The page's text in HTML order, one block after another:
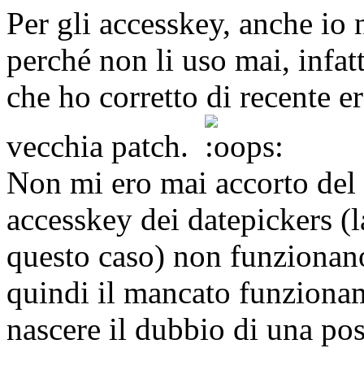
Per gli accesskey, anche
perché non li uso mai,
che ho corretto di recente
vecchia patch.
Non mi ero mai accorto
accesskey dei datepickers
questo caso) non
quindi il mancato
nascere il dubbio di una